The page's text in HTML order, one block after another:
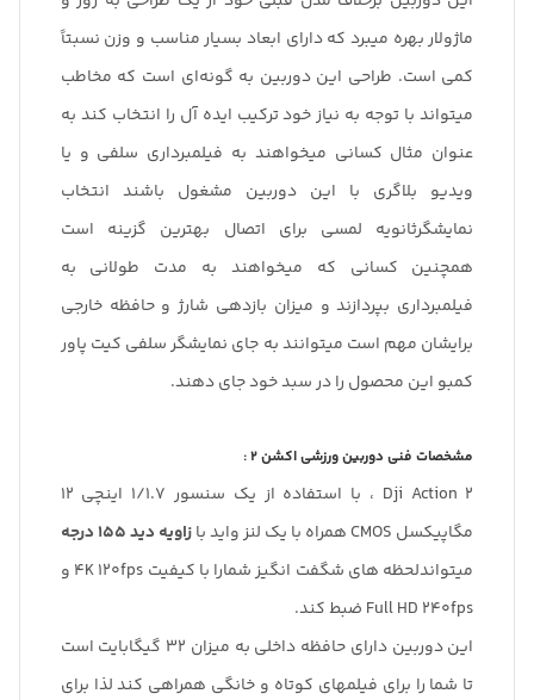
ماژولار بهره میبرد که دارای ابعاد بسیار مناسب و وزن نسبتاً
کمی است. طراحی این دوربین به گونه‌ای است که مخاطب
میتواند با توجه به نیاز خود ترکیب ایده آل را انتخاب کند به
عنوان مثال کسانی میخواهند به فیلمبرداری سلفی و یا
ویدیو بلاگری با این دوربین مشغول باشند انتخاب
نمایشگرثانویه لمسی برای اتصال بهترین گزینه است
همچنین کسانی که میخواهند به مدت طولانی به
فیلمبرداری بپردازند و میزان بازدهی شارژ و حافظه خارجی
برایشان مهم است میتوانند به جای نمایشگر سلفی کیت پاور
کمبو این محصول را در سبد خود جای دهند.
مشخصات فنی دوربین ورزشی اکشن ۲ :
Dji Action 2 ، با استفاده از یک سنسور 1/1.7 اینچی 12
مگاپیکسل CMOS همراه با یک لنز واید با
زاویه دید 155 درجه
میتواندلحظه های شگفت انگیز شمارا با کیفیت 4K 120fps و
Full HD 240fps ضبط کند.
این دوربین دارای حافظه داخلی به میزان 32 گیگابایت است
تا شما را برای فیلمهای کوتاه و خانگی همراهی کند لذا برای